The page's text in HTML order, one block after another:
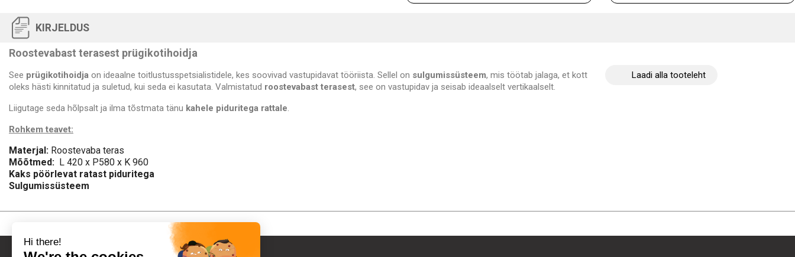
KIRJELDUS
Roostevabast terasest prügikotihoidja
See prügikotihoidja on ideaalne toitlustusspetsialistidele, kes soovivad vastupidavat tööriista. Sellel on sulgumissüsteem, mis töötab jalaga, et kott
oleks hästi kinnitatud ja suletud, kui seda ei kasutata. Valmistatud roostevabast terasest, see on vastupidav ja seisab ideaalselt vertikaalselt.
Liigutage seda hõlpsalt ja ilma tõstmata tänu kahele piduritega rattale.
Rohkem teavet:
Materjal: Roostevaba teras
Mõõtmed: L 420 x P580 x K 960
Kaks pöörlevat ratast piduritega
Sulgumissüsteem
Laadi alla tooteleht